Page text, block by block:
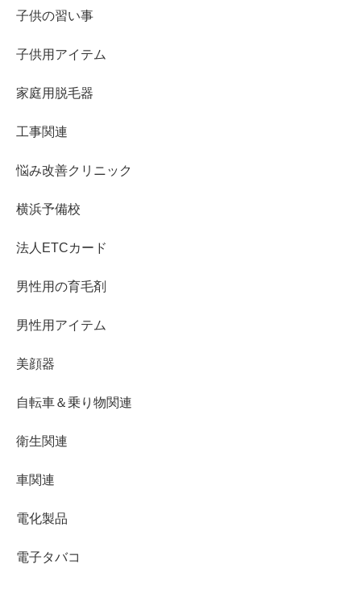
子供の習い事
子供用アイテム
家庭用脱毛器
工事関連
悩み改善クリニック
横浜予備校
法人ETCカード
男性用の育毛剤
男性用アイテム
美顔器
自転車＆乗り物関連
衛生関連
車関連
電化製品
電子タバコ